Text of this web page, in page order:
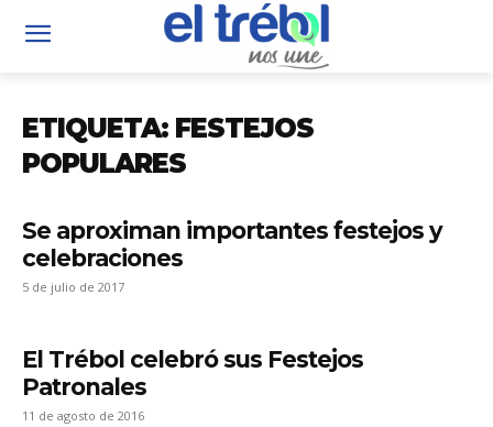
ETIQUETA: FESTEJOS
POPULARES
Se aproximan importantes festejos y
celebraciones
5 de julio de 2017
El Trébol celebró sus Festejos
Patronales
11 de agosto de 2016